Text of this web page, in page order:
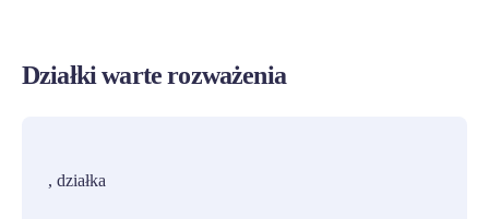
Działki warte rozważenia
, działka